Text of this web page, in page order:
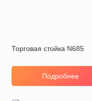
Торговая стойка N685
Подробнее